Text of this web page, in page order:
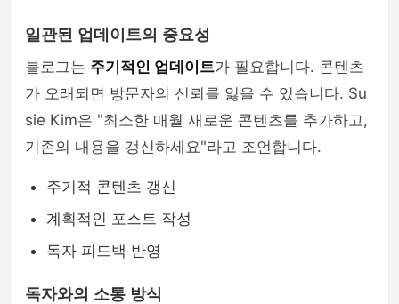
일관된 업데이트의 중요성
블로그는 주기적인 업데이트가 필요합니다. 콘텐츠
가 오래되면 방문자의 신뢰를 잃을 수 있습니다. Su
sie Kim은 "최소한 매월 새로운 콘텐츠를 추가하고,
기존의 내용을 갱신하세요"라고 조언합니다.
주기적 콘텐츠 갱신
계획적인 포스트 작성
독자 피드백 반영
독자와의 소통 방식